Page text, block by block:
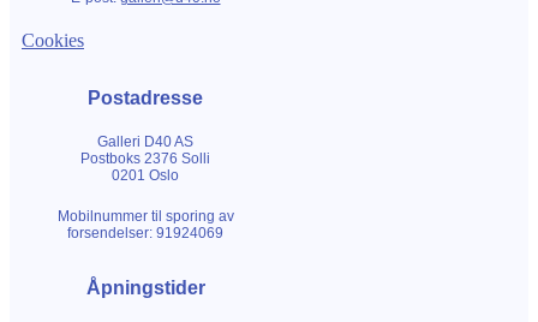
Cookies
Postadresse
Galleri D40 AS
Postboks 2376 Solli
0201 Oslo
Mobilnummer til sporing av
forsendelser: 91924069
Åpningstider